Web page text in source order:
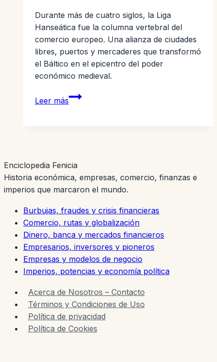
Durante más de cuatro siglos, la Liga
Hanseática fue la columna vertebral del
comercio europeo. Una alianza de ciudades
libres, puertos y mercaderes que transformó
el Báltico en el epicentro del poder
económico medieval.
Leer más
Liga
Hanseática:
dominó
el
norte
Europa
Enciclopedia Fenicia
Historia económica, empresas, comercio, finanzas e
imperios que marcaron el mundo.
Burbujas, fraudes y crisis financieras
Comercio, rutas y globalización
Dinero, banca y mercados financieros
Empresarios, inversores y pioneros
Empresas y modelos de negocio
Imperios, potencias y economía política
Acerca de Nosotros – Contacto
Términos y Condiciones de Uso
Política de privacidad
Política de Cookies